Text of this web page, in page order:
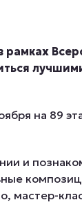
на 89
и
мастер-